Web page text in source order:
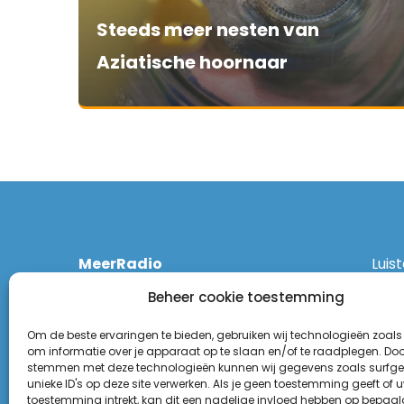
Beheer cookie toestemming
Om de beste ervaringen te bieden, gebruiken wij technologieën
om informatie over je apparaat op te slaan en/of te raadplegen.
stemmen met deze technologieën kunnen wij gegevens zoals
unieke ID's op deze site verwerken. Als je geen toestemming geeft of
toestemming intrekt, kan dit een nadelige invloed hebben op
Steeds meer nesten van
Aziatische hoornaar
MeerRadio
2131 CT Hoofddorp
(023) 55 55 900
Disclaimer